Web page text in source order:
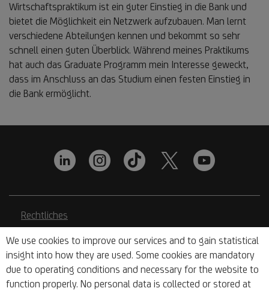
We use cookies to improve our services and to gain statistical
insight into how they are used. Some cookies are mandatory
due to operating conditions and necessary for the website to
function properly. No personal data is collected or stored at
Wirtschaftspraktikum ist ein guter Einstieg in die Bank und
bietet die Möglichkeit ein Netzwerk aufzubauen. Man lernt
verschiedene Abteilungen kennen und bekommt so sehr
schnell einen guten Überblick. Während meines Praktikums
hat auch das Graduate Programm mein Interesse geweckt,
dass im Anschluss an das Studium einen festen Einstieg in
die Bank ermöglicht.
Rechtliches
Unsere AGB
Aushang
Datenschutz